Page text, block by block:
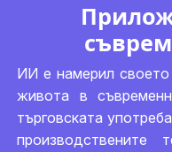
ИИ е намерил своето
живота в
търговската
производствените